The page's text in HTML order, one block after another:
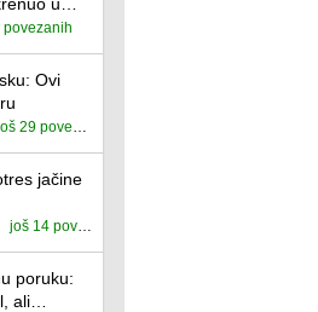
povezanih
Ovi
29 povezanih
jačine
još 14 povezanih
poruku:
ali